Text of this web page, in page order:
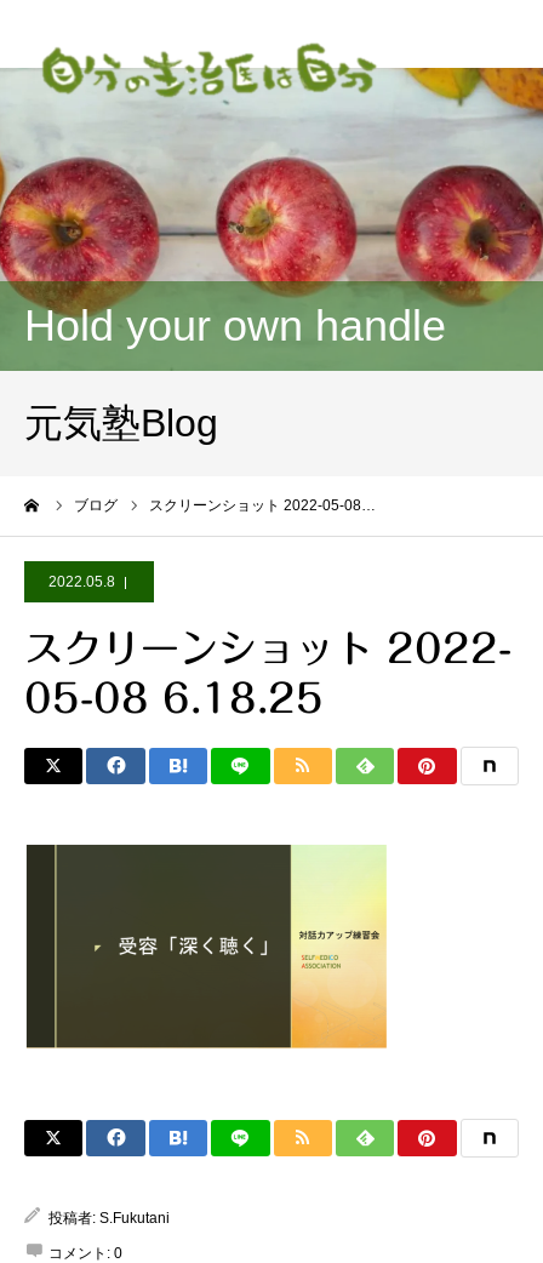
Hold your own handle
元気塾Blog
ブログ スクリーンショット 2022-05-08…
2022.05.8
スクリーンショット 2022-
05-08 6.18.25
投稿者: S.Fukutani
コメント: 0